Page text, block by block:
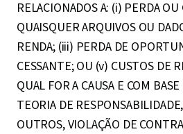
RELACIONADOS A: (i) PERDA
QUAISQUER ARQUIVOS OU
RENDA; (iii) PERDA DE
CESSANTE; OU (v) CUSTOS DE
QUAL FOR A CAUSA E COM
TEORIA DE
OUTROS, VIOLAÇÃO DE